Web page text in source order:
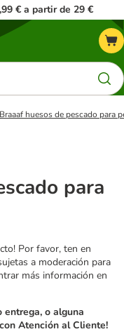
€ a partir de 29 €
Braaaf huesos de pescado para
para
Por favor, ten en
a moderación para
más información en
entrega, o alguna
Atención al Cliente!